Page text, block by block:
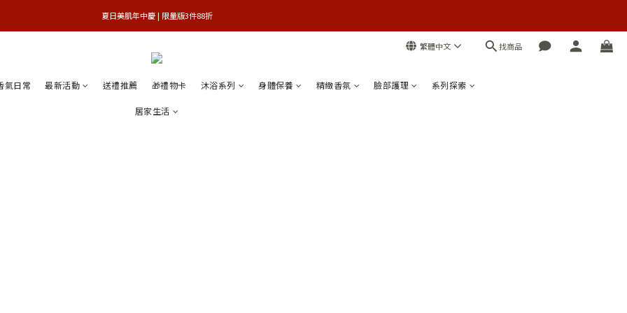
官網獨享 | 滿額最高贈3件禮
夏日美肌年中慶 | 限量版3件88折
繁體中文 找商品
氣日常 最新活動 送禮推薦 🎁禮物卡 沐浴系列 身體保養 精緻香氛 臉部護理 系列探索
居家生活